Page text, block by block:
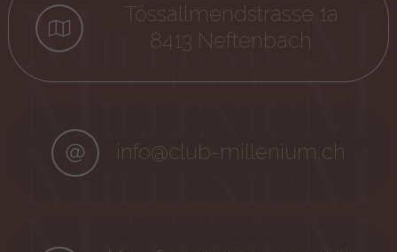
Tössallmendstrasse 1a
8413 Neftenbach
info@club-millenium.ch